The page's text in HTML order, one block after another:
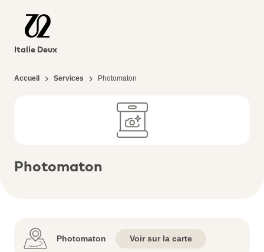
Italie Deux
Accueil Services Photomaton
Photomaton
Photomaton Voir sur la carte